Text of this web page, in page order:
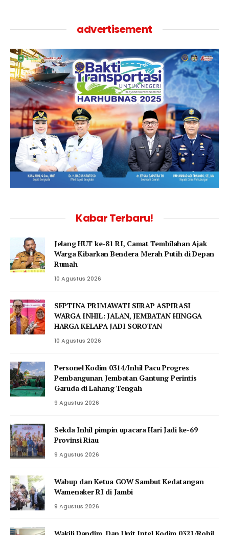
advertisement
Kabar Terbaru!
Jelang HUT ke-81 RI, Camat Tembilahan Ajak
Warga Kibarkan Bendera Merah Putih di Depan
Rumah
10 Agustus 2026
SEPTINA PRIMAWATI SERAP ASPIRASI
WARGA INHIL: JALAN, JEMBATAN HINGGA
HARGA KELAPA JADI SOROTAN
10 Agustus 2026
Personel Kodim 0314/Inhil Pacu Progres
Pembangunan Jembatan Gantung Perintis
Garuda di Lahang Tengah
9 Agustus 2026
Sekda Inhil pimpin upacara Hari Jadi ke-69
Provinsi Riau
9 Agustus 2026
Wabup dan Ketua GOW Sambut Kedatangan
Wamenaker RI di Jambi
9 Agustus 2026